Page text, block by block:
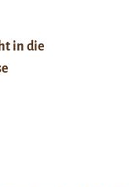
in die